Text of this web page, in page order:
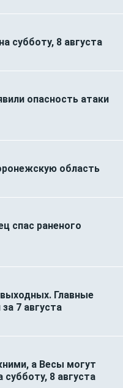
субботу, 8 августа
опасность атаки
область
спас раненого
Главные
7 августа
а Весы могут
8 августа